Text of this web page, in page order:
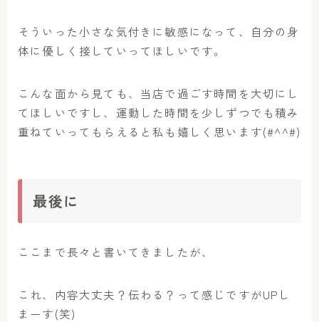
そういった小さな気付きに敏感になって、自分の身
体に優しく接していってほしいです。
こんな面から見ても、当店で過ごす時間を大切にし
てほしいですし、運動した時間を少しずつでも積み
重ねていってもらえると私も嬉しく思います(#^^#)
最後に
ここまで長々と書いてきましたが、
これ、内容大丈夫？伝わる？って感じですがUPし
まーす(笑)